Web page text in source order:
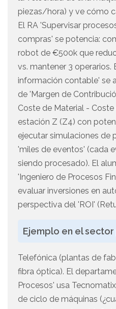
piezas/hora) y ve cómo
El RA 'Supervisar
compras' se potencia:
robot de €500k que
vs. mantener 3 operarios.
información contable' se
de 'Margen de
Coste de Material -
estación Z (Z4) con
ejecutar simulaciones de
'miles de eventos' (cada
siendo procesado). El
'Ingeniero de Procesos
evaluar inversiones en
perspectiva del 'ROI'
Ejemplo en el
Telefónica (plantas de
fibra óptica). El
Procesos' usa
de ciclo de máquinas